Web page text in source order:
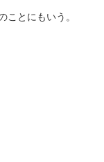
ことにもいう。